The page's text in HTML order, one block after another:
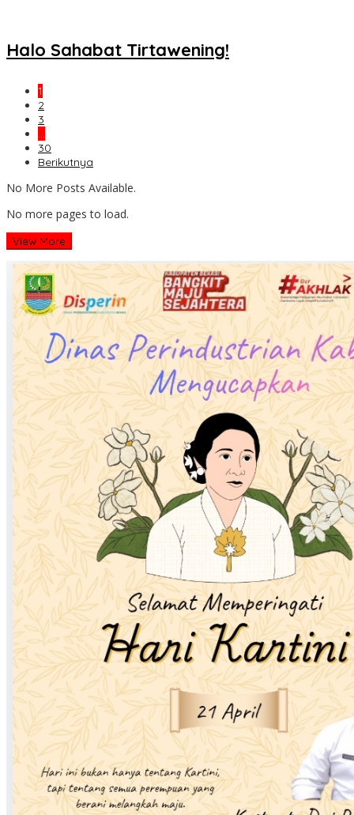
Halo Sahabat Tirtawening!
1
2
3
…
30
Berikutnya
No More Posts Available.
No more pages to load.
View More